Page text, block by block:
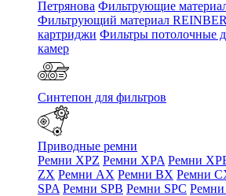
Петрянова Фильтрующие
Фильтрующий материал
картриджи Фильтры потолочные
камер
Синтепон для фильтров
Приводные ремни
Ремни XPZ Ремни XPA Ремни
ZX Ремни AX Ремни BX Ремни
SPA Ремни SPB Ремни SPC Ремни